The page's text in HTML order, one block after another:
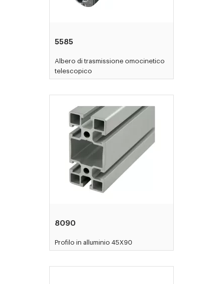
5585
Albero di trasmissione omocinetico
telescopico
8090
Profilo in alluminio 45X90